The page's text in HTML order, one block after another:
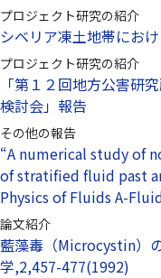
プロジェクト研究の紹介
シベリア凍土地帯にお
プロジェクト研究の紹介
「第１２回地方公害研
検討会」報告
その他の報告
“A numerical study of
of stratified fluid past
Physics of Fluids A-
論文紹介
藍藻毒（Microcystin）
学,2,457-477(1992)